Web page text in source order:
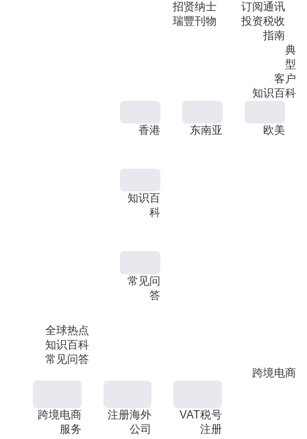
招贤纳士
瑞豐刊物
订阅通讯
投资税收
指南
典
型
客户
知识百科
全球热点
知识百科
常见问答
香港 东南亚 欧美
知识百
科
常见问
答
跨境电商
跨境电商
服务
注册海外
公司
VAT税号
注册